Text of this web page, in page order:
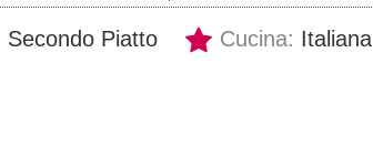
Secondo Piatto Cucina: Italiana